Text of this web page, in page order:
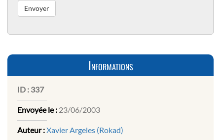
Informations
ID : 337
Envoyée le : 23/06/2003
Auteur :Xavier Argeles (Rokad)